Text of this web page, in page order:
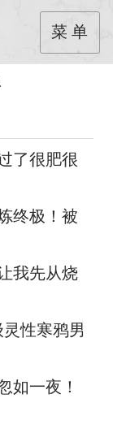
菜 单
了很肥很
终极！被
我先从烧
性寒鸦男
一夜！